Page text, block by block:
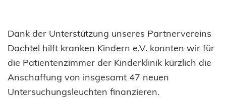
Dank der Unterstützung unseres Partnervereins
Dachtel hilft kranken Kindern e.V. konnten wir für
die Patientenzimmer der Kinderklinik kürzlich die
Anschaffung von insgesamt 47 neuen
Untersuchungsleuchten finanzieren.